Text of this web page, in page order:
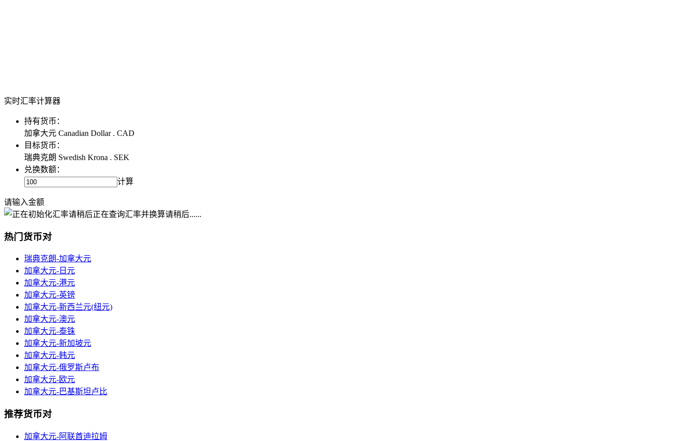
实时汇率计算器
持有货币：
加拿大元 Canadian Dollar . CAD
目标货币：
瑞典克朗 Swedish Krona . SEK
兑换数额：
计算
请输入金额
正在查询汇率并换算请稍后......
热门货币对
瑞典克朗-加拿大元
加拿大元-日元
加拿大元-港元
加拿大元-英镑
加拿大元-新西兰元(纽元)
加拿大元-澳元
加拿大元-泰铢
加拿大元-新加坡元
加拿大元-韩元
加拿大元-俄罗斯卢布
加拿大元-欧元
加拿大元-巴基斯坦卢比
推荐货币对
加拿大元-阿联酋迪拉姆